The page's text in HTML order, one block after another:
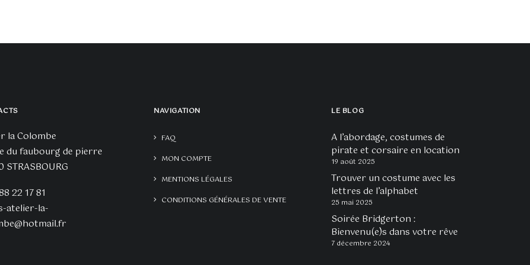
90,00€
la Colombe
du faubourg de pierre
STRASBOURG
22 17 81
atelier-la-
NAVIGATION
FAQ
MON COMPTE
MENTIONS LÉGALES
CONDITIONS GÉNÉRALES DE VENTE
LE BLOG
A l’abordage, costumes de
pirate et corsaire en location
19 août 2025
Trouver un costume avec les
lettres de l’alphabet
25 mai 2025
Soirée Bridgerton :
Bienvenu(e)s dans votre rêve
7 décembre 2024